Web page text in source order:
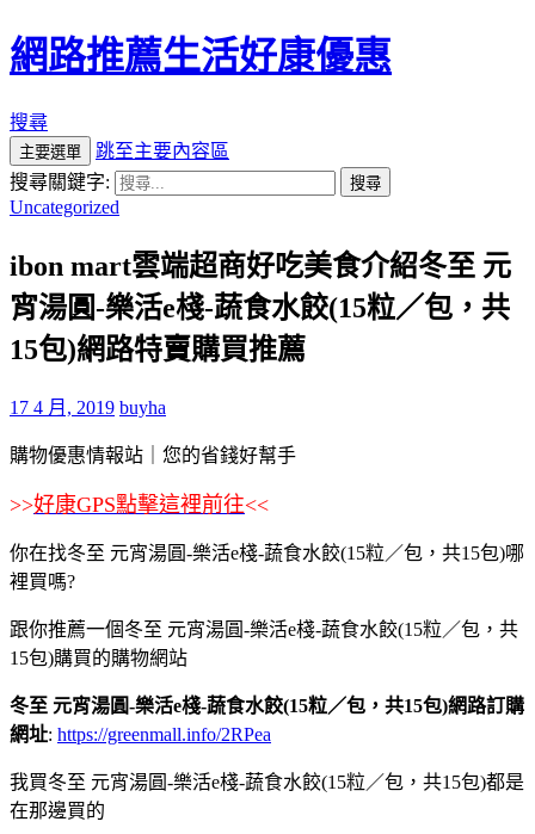
網路推薦生活好康優惠
搜尋
主要選單
跳至主要內容區
搜尋關鍵字:
Uncategorized
ibon mart雲端超商好吃美食介紹冬至 元
宵湯圓-樂活e棧-蔬食水餃(15粒／包，共
15包)網路特賣購買推薦
17 4 月, 2019 buyha
購物優惠情報站｜您的省錢好幫手
>>好康GPS點擊這裡前往<<
你在找冬至 元宵湯圓-樂活e棧-蔬食水餃(15粒／包，共15包)哪
裡買嗎?
跟你推薦一個冬至 元宵湯圓-樂活e棧-蔬食水餃(15粒／包，共
15包)購買的購物網站
冬至 元宵湯圓-樂活e棧-蔬食水餃(15粒／包，共15包)網路訂購
網址: https://greenmall.info/2RPea
我買冬至 元宵湯圓-樂活e棧-蔬食水餃(15粒／包，共15包)都是
在那邊買的